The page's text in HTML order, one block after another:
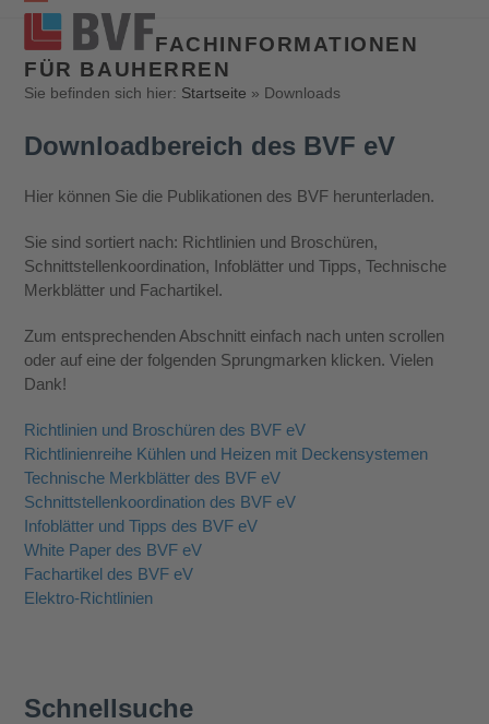
Open
mobile
menu
Close
mobile
menu
FACHINFORMATIONEN
FÜR BAUHERREN
Sie befinden sich hier: Startseite » Downloads
Downloadbereich des BVF eV
Hier können Sie die Publikationen des BVF herunterladen.
Sie sind sortiert nach: Richtlinien und Broschüren,
Schnittstellenkoordination, Infoblätter und Tipps, Technische
Merkblätter und Fachartikel.
Zum entsprechenden Abschnitt einfach nach unten scrollen
oder auf eine der folgenden Sprungmarken klicken. Vielen
Dank!
Richtlinien und Broschüren des BVF eV
Richtlinienreihe Kühlen und Heizen mit Deckensystemen
Technische Merkblätter des BVF eV
Schnittstellenkoordination des BVF eV
Infoblätter und Tipps des BVF eV
White Paper des BVF eV
Fachartikel des BVF eV
Elektro-Richtlinien
Schnellsuche